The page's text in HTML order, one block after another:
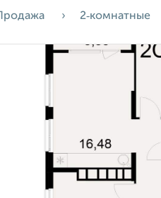
Продажа 2‑комнатные